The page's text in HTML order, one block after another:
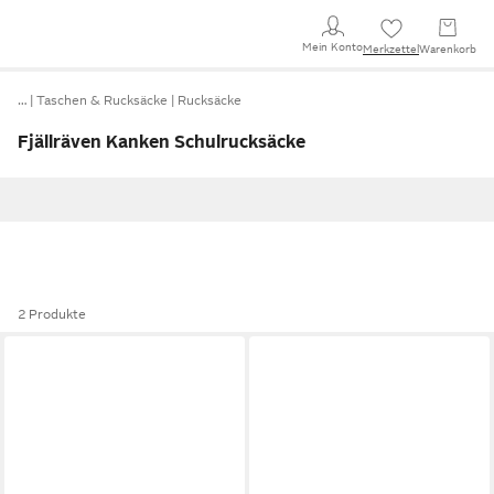
Mein KontoMerkzettel Warenkorb
… Taschen & Rucksäcke Rucksäcke
Fjällräven Kanken Schulrucksäcke
2 Produkte